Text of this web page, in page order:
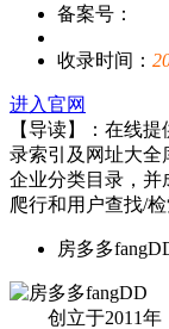
备案号：
收录时间：
进入官网
【导读】：在线
录索引及网址大全
企业分类目录，并
爬行和用户查找/检
房多多
创立于2011年